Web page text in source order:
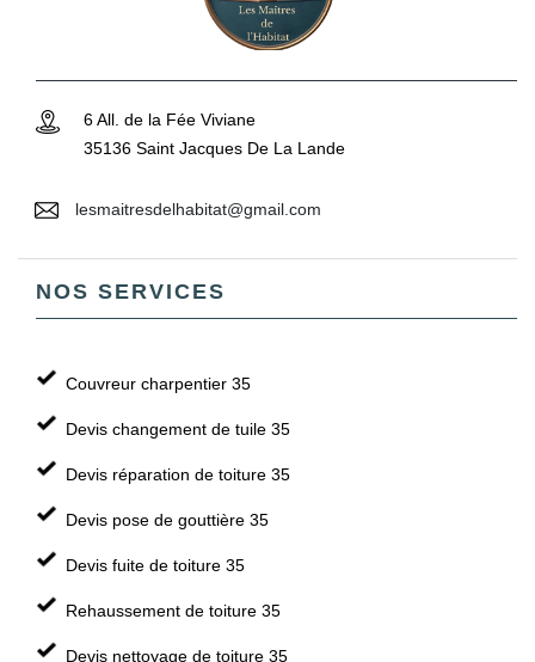
6 All. de la Fée Viviane
35136 Saint Jacques De La Lande
lesmaitresdelhabitat@gmail.com
NOS SERVICES
Couvreur charpentier 35
Devis changement de tuile 35
Devis réparation de toiture 35
Devis pose de gouttière 35
Devis fuite de toiture 35
Rehaussement de toiture 35
Devis nettoyage de toiture 35